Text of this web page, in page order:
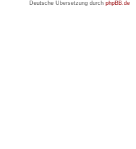
Deutsche Übersetzung durch phpBB.de